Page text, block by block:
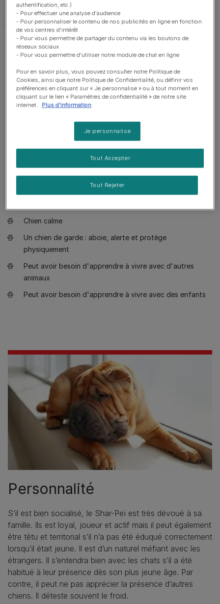
Bon à savoir
Chien adapté à un propriétaire ayant beaucoup
d'expérience
Education poussée requise
Apprécie les promenades actives
Nécessite d'être entretenu une fois par semaine
Chien calme
Un chien de garde : aboie, alerte et protège
physiquement
Peut avoir besoin d'apprendre à vivre avec d'autres
animaux
Peut avoir besoin d'apprendre à vivre avec des enfants
Personnalité
S’il est bien socialisé, le Shar-Peï est très dévoué à sa
famille. Ils est loyal, joueur et actif mais il peut également
être têtu et territorial s’il n’a pas été éduqué correctement
lorsqu’il était jeune. Il est d’un naturel méfiant avec les
étrangers. Il s’entendra bien avec les chats s’il a été
habitué à leur présence dès son plus jeune âge. Par
contre, il peut ne pas apprécier la présence d’autres
chiens. Il déteste souvent le froid.
authentification, etc.)
- Pour effectuer une analyse d'audience
- Pour personnaliser le contenu de nos publicités en ligne en fonction
de vos centres d'intérêt
- Pour vous permettre de partager du contenu via les boutons de
réseaux sociaux
- Pour vous permettre d'utiliser notre module de chat en ligne
Pour en savoir plus, vous pouvez consulter notre Politique de
Cookies, ainsi que notre Politique de Confidentialité, ou définir vos
préférences en cliquant sur « Je personnalise » ou à tout moment en
cliquant sur le lien « Paramètres de confidentialité » de notre site
internet.
Plus d'information
Je personnalise
Tout Rejeter
Tout Accepter